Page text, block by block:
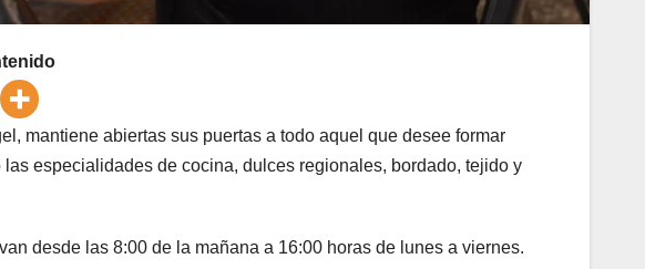
mantiene abiertas sus puertas a todo aquel que desee formar
especialidades de cocina, dulces regionales, bordado, tejido y
desde las 8:00 de la mañana a 16:00 horas de lunes a viernes.